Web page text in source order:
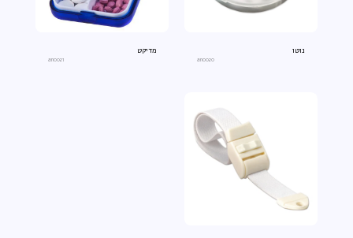
נוטו
an0020
מדיקט
an0021